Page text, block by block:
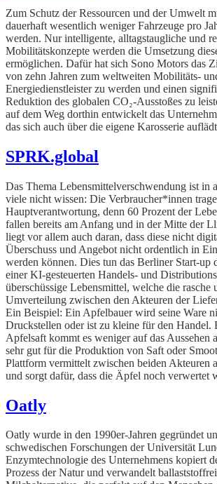
Zum Schutz der Ressourcen und der Umwelt
dauerhaft wesentlich weniger Fahrzeuge pro
werden. Nur intelligente, alltagstaugliche und
Mobilitätskonzepte werden die Umsetzung
ermöglichen. Dafür hat sich Sono Motors das
von zehn Jahren zum weltweiten Mobilitäts-
Energiedienstleister zu werden und einen
Reduktion des globalen CO₂-Ausstoßes zu
auf dem Weg dorthin entwickelt das
das sich auch über die eigene Karosserie
SPRK.global
Das Thema Lebensmittelverschwendung ist in
viele nicht wissen: Die Verbraucher*innen
Hauptverantwortung, denn 60 Prozent der
fallen bereits am Anfang und in der Mitte der
liegt vor allem auch daran, dass diese nicht
Überschuss und Angebot nicht ordentlich in
werden können. Dies tun das Berliner Start-up
einer KI-gesteuerten Handels- und
überschüssige Lebensmittel, welche die rasche
Umverteilung zwischen den Akteuren der
Ein Beispiel: Ein Apfelbauer wird seine Ware
Druckstellen oder ist zu kleine für den Handel.
Apfelsaft kommt es weniger auf das Aussehen
sehr gut für die Produktion von Saft oder
Plattform vermittelt zwischen beiden Akteuren
und sorgt dafür, dass die Äpfel noch verwertet
Oatly
Oatly wurde in den 1990er-Jahren gegründet
schwedischen Forschungen der Universität
Enzymtechnologie des Unternehmens kopiert
Prozess der Natur und verwandelt